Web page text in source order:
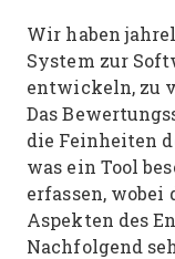
Wir haben
System zur
entwickeln, zu
Das
die Feinheiten
was ein Tool
erfassen,
Aspekten des
Nachfolgend